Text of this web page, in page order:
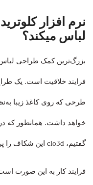
نرم افزار
لباس میکند؟
بزرگ‌ترین کمک طراحی
فرایند خلاقیت است. یک
طرحی که روی کاغذ زیبا
خواهد داشت. همانطور که
گفتیم، clo3d این شکاف را پر می‌کند.
فرایند کار به این صورت